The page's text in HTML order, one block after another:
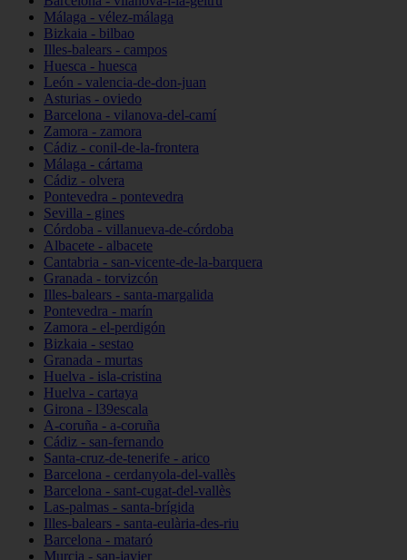
Málaga - vélez-málaga
Bizkaia - bilbao
Illes-balears - campos
Huesca - huesca
León - valencia-de-don-juan
Asturias - oviedo
Barcelona - vilanova-del-camí
Zamora - zamora
Cádiz - conil-de-la-frontera
Málaga - cártama
Cádiz - olvera
Pontevedra - pontevedra
Sevilla - gines
Córdoba - villanueva-de-córdoba
Albacete - albacete
Cantabria - san-vicente-de-la-barquera
Granada - torvizcón
Illes-balears - santa-margalida
Pontevedra - marín
Zamora - el-perdigón
Bizkaia - sestao
Granada - murtas
Huelva - isla-cristina
Huelva - cartaya
Girona - l39escala
A-coruña - a-coruña
Cádiz - san-fernando
Santa-cruz-de-tenerife - arico
Barcelona - cerdanyola-del-vallès
Barcelona - sant-cugat-del-vallès
Las-palmas - santa-brígida
Illes-balears - santa-eulària-des-riu
Barcelona - mataró
Murcia - san-javier